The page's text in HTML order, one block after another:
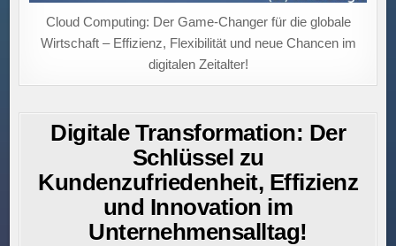
Cloud Computing: Der Game-Changer für die globale
Wirtschaft – Effizienz, Flexibilität und neue Chancen im
digitalen Zeitalter!
Digitale Transformation: Der
Schlüssel zu
Kundenzufriedenheit, Effizienz
und Innovation im
Unternehmensalltag!